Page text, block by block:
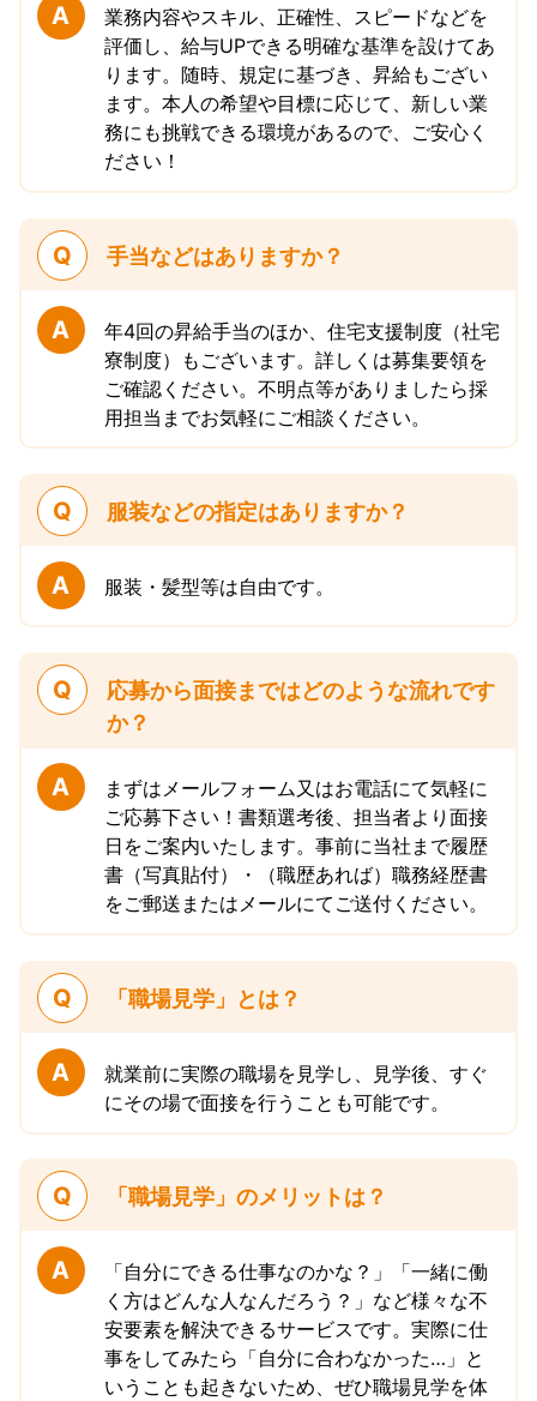
A
業務内容やスキル、正確性、スピードなどを
評価し、給与UPできる明確な基準を設けてあ
ります。随時、規定に基づき、昇給もござい
ます。本人の希望や目標に応じて、新しい業
務にも挑戦できる環境があるので、ご安心く
ださい！
Q 手当などはありますか？
A
年4回の昇給手当のほか、住宅支援制度（社宅
寮制度）もございます。詳しくは募集要領を
ご確認ください。不明点等がありましたら採
用担当までお気軽にご相談ください。
Q 服装などの指定はありますか？
A 服装・髪型等は自由です。
Q
応募から面接まではどのような流れです
か？
A
まずはメールフォーム又はお電話にて気軽に
ご応募下さい！書類選考後、担当者より面接
日をご案内いたします。事前に当社まで履歴
書（写真貼付）・（職歴あれば）職務経歴書
をご郵送またはメールにてご送付ください。
Q 「職場見学」とは？
A
就業前に実際の職場を見学し、見学後、すぐ
にその場で面接を行うことも可能です。
Q 「職場見学」のメリットは？
A
「自分にできる仕事なのかな？」「一緒に働
く方はどんな人なんだろう？」など様々な不
安要素を解決できるサービスです。実際に仕
事をしてみたら「自分に合わなかった…」と
いうことも起きないため、ぜひ職場見学を体